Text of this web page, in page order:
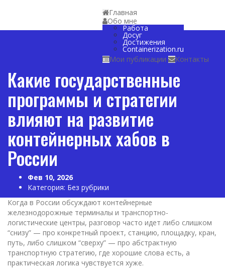
Главная
Обо мне
Работа
Досуг
Достижения
Containerization.ru
Мои публикации
Контакты
Какие государственные
программы и стратегии
влияют на развитие
контейнерных хабов в
России
Фев 10, 2026
Категория: Без рубрики
Когда в России обсуждают контейнерные
железнодорожные терминалы и транспортно-
логистические центры, разговор часто идет либо слишком
“снизу” — про конкретный проект, станцию, площадку, кран,
путь, либо слишком “сверху” — про абстрактную
транспортную стратегию, где хорошие слова есть, а
практическая логика чувствуется хуже.